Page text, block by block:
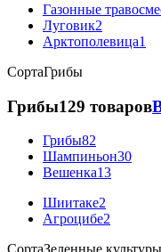
Газонные
Луговик2
Арктополевица1
СортаГрибы
Грибы129 товаров
Грибы82
Шампиньон30
Вешенка13
Шиитаке2
Агроцибе2